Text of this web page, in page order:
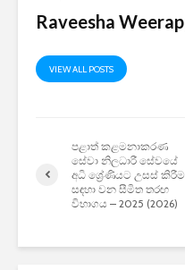
Raveesha
VIEW ALL POSTS
පළාත් කළමනාකරණ
සේවා නිලධාරී සේවයේ
අධි ශ්‍රේණියට උසස් කිරීම
සඳහා වන සීමිත තරඟ
විභාගය – 2025 (2026)